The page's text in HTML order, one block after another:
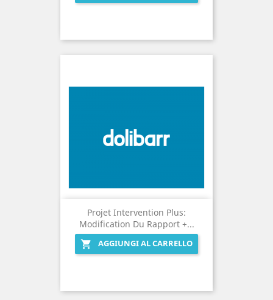
Projet Intervention Plus:
Modification Du Rapport +...

AGGIUNGI AL CARRELLO